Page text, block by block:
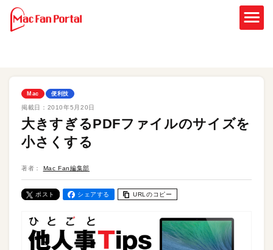
Mac 便利技
掲載日： 2010年5月20日
大きすぎるPDFファイルのサイズを
小さくする
著者： Mac Fan編集部
ポスト シェアする URLのコピー